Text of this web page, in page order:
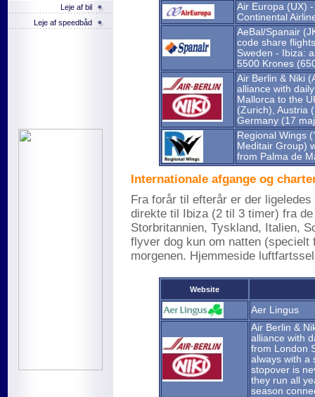
Leje af bil
Leje af speedbåd
Air Europa (UX)
Continental
AeBal/Spanair
code share
Sweden - Ibiza:
5500 Krones
Air Berlin & Niki
alliance with
Mallorca to the
(Zurich), Austria
Germany (17
Regional Wings
Meditair Group)
from Palma de
Internationale afgange og
Fra forår til efterår er der
direkte til Ibiza (2 til 3 timer) fra
Storbritannien, Tyskland, Italien,
flyver dog kun om natten
morgenen. Hjemmeside
Website
Aer Lingus
Air Berlin &
alliance with
from London
always with a
stopover is
they run all
season